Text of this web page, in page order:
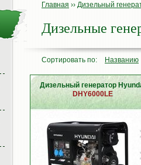
Главная ›› Дизельный
Дизельные
Сортировать по: Названию
Дизельный генератор
DHY6000LE